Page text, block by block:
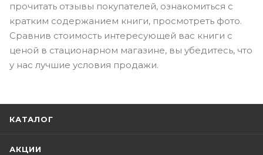
прочитать отзывы покупателей, ознакомиться с
кратким содержанием книги, просмотреть фото.
Сравнив стоимость интересующей вас книги с
ценой в стационарном магазине, вы убедитесь, что
у нас лучшие условия продажи.
КАТАЛОГ
АКЦИИ